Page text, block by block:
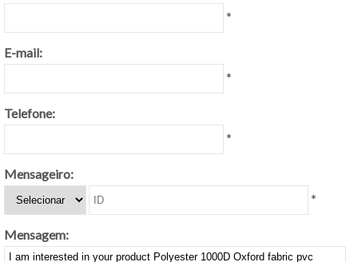
*
E-mail:
*
Telefone:
*
Mensageiro:
*
Mensagem: